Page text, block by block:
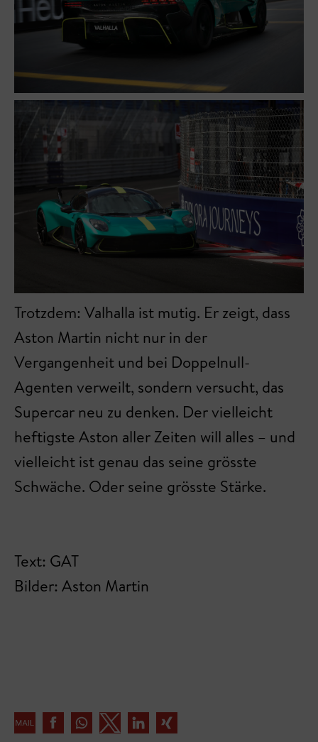
Trotzdem: Valhalla ist mutig. Er zeigt, dass
Aston Martin nicht nur in der
Vergangenheit und bei Doppelnull-
Agenten verweilt, sondern versucht, das
Supercar neu zu denken. Der vielleicht
heftigste Aston aller Zeiten will alles – und
vielleicht ist genau das seine grösste
Schwäche. Oder seine grösste Stärke.
Text: GAT
Bilder: Aston Martin